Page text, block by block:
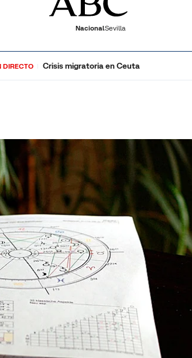
NacionalSevilla
DIRECTO Crisis migratoria en Ceuta